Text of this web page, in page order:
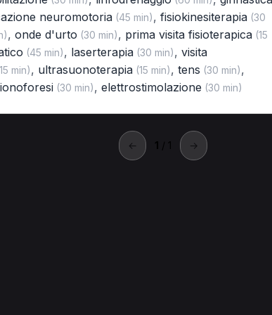
neuromotoria(45 min), fisiokinesiterapia(30
, onde d'urto (30 min), prima visita fisioterapica(15
(45 min), laserterapia(30 min), visita
min), ultrasuonoterapia(15 min), tens (30 min),
ionoforesi(30 min), elettrostimolazione (30 min)
← 1 / 1 →